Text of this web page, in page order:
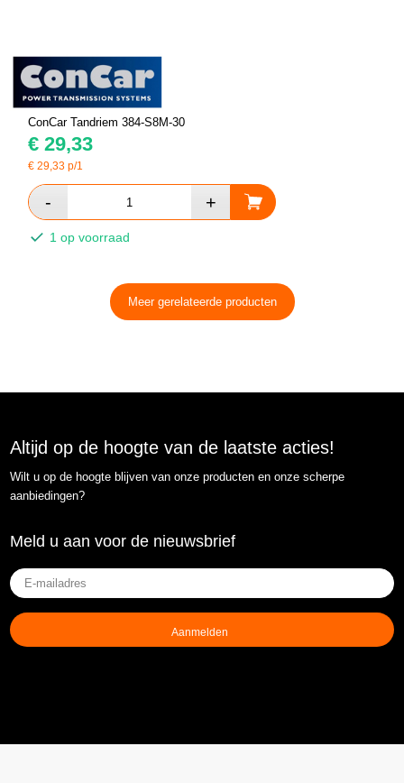
ConCar Tandriem 384-S8M-30
€ 29,33
€29,33 p/1
1 op voorraad
Meer gerelateerde producten
Altijd op de hoogte van de laatste acties!
Wilt u op de hoogte blijven van onze producten en onze scherpe
aanbiedingen?
Meld u aan voor de nieuwsbrief
E-
mailadres
(Vereist)